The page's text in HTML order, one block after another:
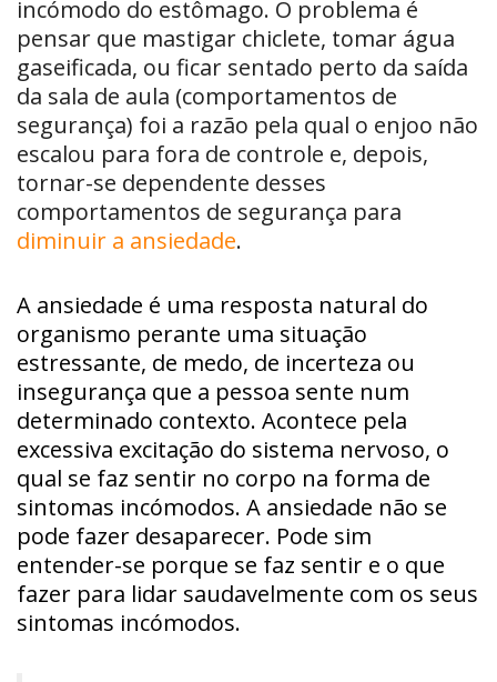
incómodo do estômago. O problema é
pensar que mastigar chiclete, tomar água
gaseificada, ou ficar sentado perto da saída
da sala de aula (comportamentos de
segurança) foi a razão pela qual o enjoo não
escalou para fora de controle e, depois,
tornar-se dependente desses
comportamentos de segurança para
diminuir a ansiedade.
A ansiedade é uma resposta natural do
organismo perante uma situação
estressante, de medo, de incerteza ou
insegurança que a pessoa sente num
determinado contexto. Acontece pela
excessiva excitação do sistema nervoso, o
qual se faz sentir no corpo na forma de
sintomas incómodos. A ansiedade não se
pode fazer desaparecer. Pode sim
entender-se porque se faz sentir e o que
fazer para lidar saudavelmente com os seus
sintomas incómodos.